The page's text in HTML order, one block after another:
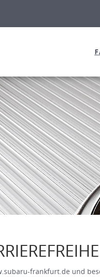
frankfurt.de und